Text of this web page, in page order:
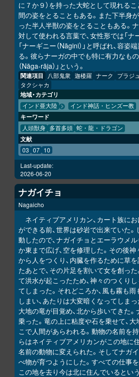
に７か９）を持った大蛇として現れる
間の姿をとることもある。また下半身
った半人半獣の姿をとることもある。
対して使われる言葉で、女性形では「ナー
「ナーギニー（Nāgini）」と呼ばれ、容
る。彼らナーガの中でも特に有力なもの
（Nāga-rāja）」という。
関連項目 八部鬼衆 迦楼羅 ナーク
プラジ
タクシャカ
地域・カテゴリ
インド亜大陸 インド神話・ヒンズー教
キーワード
人頭獣身 多首多頭 蛇・龍・ドラゴン
文献
03 07 10
Last-update:
2026-06-20
ナガイチョ
Nagaicho
ネイティブアメリカン、カート族に
ができる前、世界は砂岩で出来ていた。
動したので、ナガイチョとエーラウメル
か東まで広げ、空を修理した。その後
から人をつくり、内臓を作るために草
たあとで、その片足を割いて女を創った
て洪水が起こったため、神々のつくり
てしまった。それどころか、風も霧も
しまい、あたりは大変暗くなってしま
大地の竜が目覚め、北から歩いてきた
乗った。竜の上に粘度や石を乗せて、大
こで人間があらわれる。動物の名前を
らはネイティブアメリカンがこの地に
名前の動物に変えられた。そしてナガ
べ物が育つようにした。すべての仕事
この地を去り今は北に住んでいるという